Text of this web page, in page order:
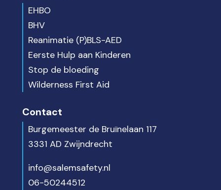
EHBO
BHV
Reanimatie (P)BLS-AED
Eerste Hulp aan Kinderen
Stop de bloeding
Wilderness First Aid
Contact
Burgemeester de Bruïnelaan 117
3331 AD Zwijndrecht
info@salemsafety.nl
06-50244512